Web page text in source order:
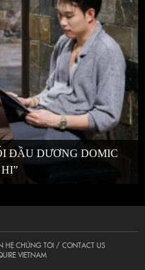
ĐẦU DƯƠNG DOMIC
HỆ CHÚNG TÔI / CONTACT US
VIETNAM